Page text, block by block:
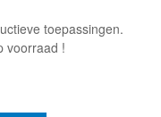
toepassingen.
voorraad !